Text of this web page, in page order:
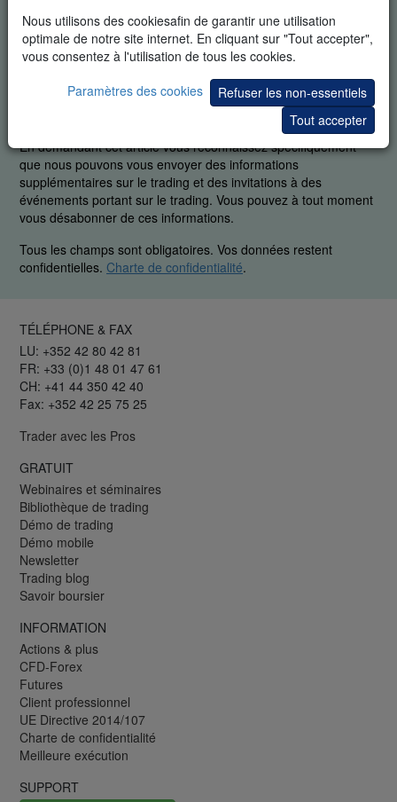
Nous utilisons des cookiesafin de garantir une utilisation
optimale de notre site internet. En cliquant sur "Tout accepter",
vous consentez à l'utilisation de tous les cookies.
Paramètres des cookies
Refuser les non-essentiels
Tout accepter
DÉMO GRATUITE EN TEMPS RÉEL
En demandant cet article vous reconnaissez spécifiquement
que nous pouvons vous envoyer des informations
supplémentaires sur le trading et des invitations à des
événements portant sur le trading. Vous pouvez à tout moment
vous désabonner de ces informations.
Tous les champs sont obligatoires. Vos données restent
confidentielles. Charte de confidentialité.
TÉLÉPHONE & FAX
LU: +352 42 80 42 81
FR: +33 (0)1 48 01 47 61
CH: +41 44 350 42 40
Fax: +352 42 25 75 25
Trader avec les Pros
GRATUIT
Webinaires et séminaires
Bibliothèque de trading
Démo de trading
Démo mobile
Newsletter
Trading blog
Savoir boursier
INFORMATION
Actions & plus
CFD-Forex
Futures
Client professionnel
UE Directive 2014/107
Charte de confidentialité
Meilleure exécution
SUPPORT